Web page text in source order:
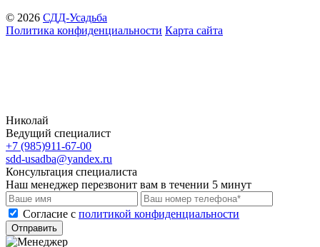
© 2026 СДД-Усадьба
Политика конфиденциальности Карта сайта
Николай
Ведущий специалист
+7 (985)911-67-00
sdd-usadba@yandex.ru
Консультация специалиста
Наш менеджер перезвонит вам в течении 5 минут
Cогласие с политикой конфиденциальности
Отправить